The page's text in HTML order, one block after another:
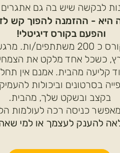
לבקשה שיש בה גם אתגרים
היא - ההזמנה להפוך קש
והפעם בקורס דיגיטלי!
בינתיים השתתפו בקורס כ 200
כשכל אחד מלקט את הצמחים
קליעה מהבית. אמנם אין
בסרטונים וביכולות
בקצב ובשקט שלך, מהבית.
כניסה רכה לעולמות
להענק לעצמך או למי